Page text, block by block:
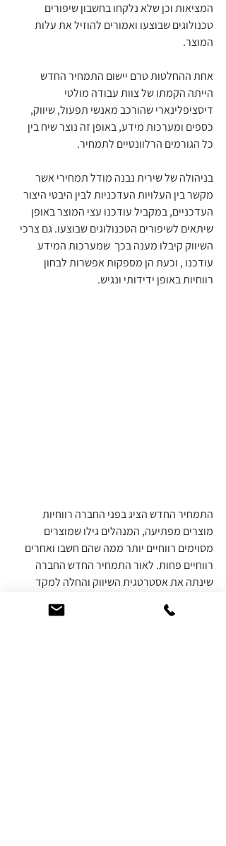
המציאות וכן שלא נלקחו בחשבון שיפורים
טכנולוגים שבוצעו ואמורים להוזיל את עלות
המוצר.
אחת ההחלטות טרם יישום התמחיר החדש
הייתה הקמתו של צוות עבודה מולטי
דיסציפלינארי שהורכב מאנשי תפעול, שיווק,
כספים ומערכות מידע, באופן זה נוצר שיח בין
כל הגורמים הרלוונטיים לתמחיר.
בניהולה של שירית נבנה מודל תמחירי אשר
מקשר בין העלויות העדכניות לבין היבטי היצור
העדכניים, במקביל עודכנו עצי המוצר באופן
שיתאים לשיפורים הטכנולוגים שבוצעו. גם צרכי
השיווק קיבלו מענה בכך  שמערכות המידע
עודכנו , וכעת הן מספקות אפשרות לבחון
רווחיות באופן ידידותי ונגיש.
התמחיר החדש הציג בפני החברה רווחיות
מוצרים מפתיעה, המנהלים גילו שמוצרים
מסוימים רווחיים יותר ממה שהם חשבו ואחרים
רווחיים פחות. לאור התמחיר החדש החברה
שינתה את אסטרטגית השיווק והחלה למקד
הגיע במהירות.